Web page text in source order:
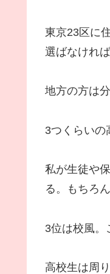
東京23区に
選ばなけれ
地方の方は
3つくらいの
私が生徒や
る。もちろ
3位は校風。
高校生は周